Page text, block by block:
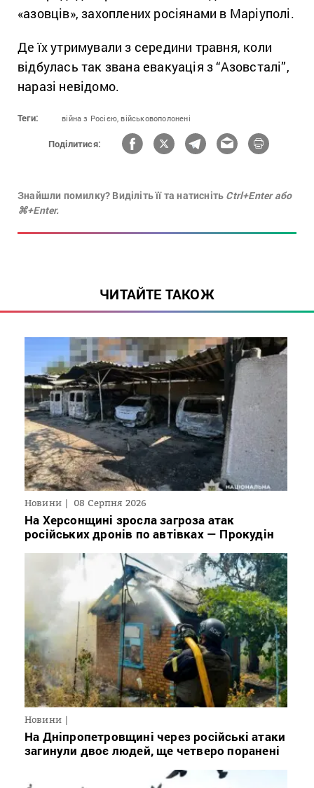
«азовців», захоплених росіянами в Маріуполі.
Де їх утримували з середини травня, коли
відбулась так звана евакуація з “Азовсталі”,
наразі невідомо.
Теги: війна з Росією, військовополонені
Поділитися:
Знайшли помилку? Виділіть її та натисніть Ctrl+Enter або
⌘+Enter.
ЧИТАЙТЕ ТАКОЖ
Новини 08 Серпня 2026
На Херсонщині зросла загроза атак
російських дронів по автівках — Прокудін
Новини
На Дніпропетровщині через російські атаки
загинули двоє людей, ще четверо поранені